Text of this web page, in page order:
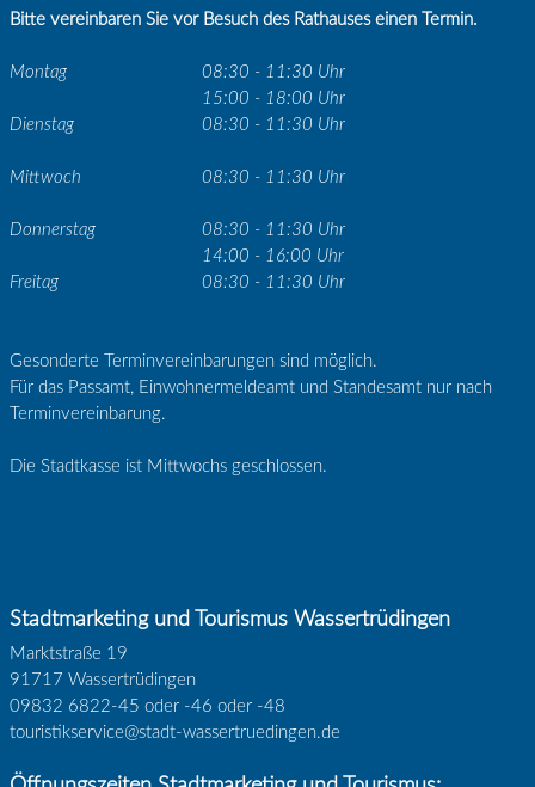
Bitte vereinbaren Sie vor Besuch des Rathauses einen Termin.
Montag
08:30 - 11:30 Uhr
15:00 - 18:00 Uhr
Dienstag
08:30 - 11:30 Uhr
Mittwoch 08:30 - 11:30 Uhr
Donnerstag
08:30 - 11:30 Uhr
14:00 - 16:00 Uhr
Freitag
08:30 - 11:30 Uhr
Gesonderte Terminvereinbarungen sind möglich.
Für das Passamt, Einwohnermeldeamt und Standesamt nur nach
Terminvereinbarung.
Die Stadtkasse ist Mittwochs geschlossen.
Stadtmarketing und Tourismus Wassertrüdingen
Marktstraße 19
91717 Wassertrüdingen
09832 6822-45 oder -46 oder -48
touristikservice@stadt-wassertruedingen.de